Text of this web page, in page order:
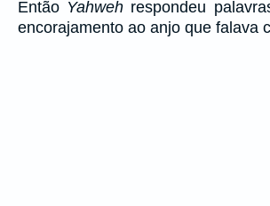
Então Yahweh respondeu
encorajamento ao anjo que falava